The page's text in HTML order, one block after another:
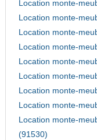
Location monte-
Location monte-
Location monte-
Location monte-
Location monte-
Location monte-
Location monte-
Location monte-
Location monte-
(91530)